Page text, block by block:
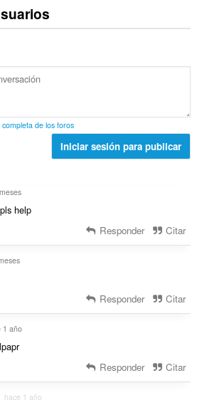
de los foros
Iniciar sesión para publicar
help
Responder Citar
Responder Citar
1 año
Responder Citar
hace 1 año